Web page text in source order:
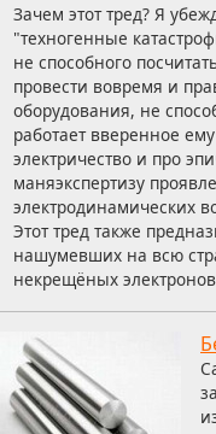
Зачем этот тред? Я
"техногенные
не способного
провести вовремя и
оборудования, не
работает вверенное
электричество и про
маняэкспертизу
электродинамических
Этот тред также
нашумевших на всю
некрещёных